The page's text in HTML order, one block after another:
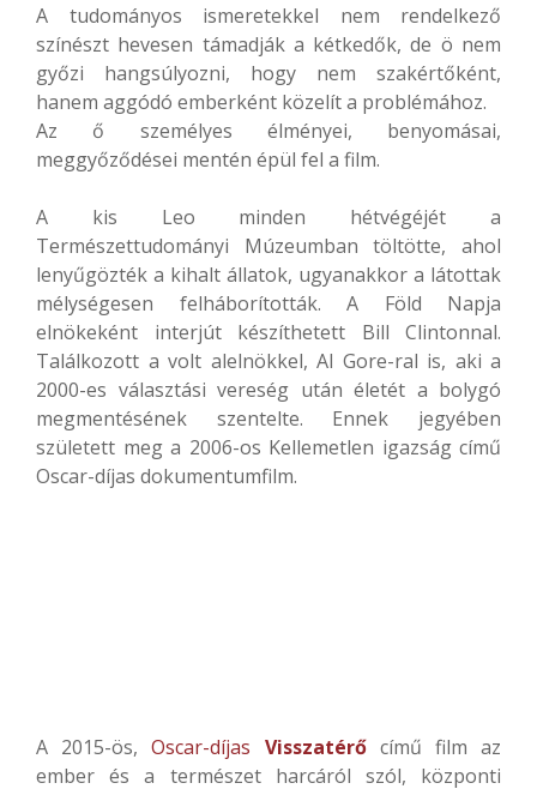
A tudományos ismeretekkel nem rendelkező
színészt hevesen támadják a kétkedők, de ö nem
győzi hangsúlyozni, hogy nem szakértőként,
hanem aggódó emberként közelít a problémához.
Az ő személyes élményei, benyomásai,
meggyőződései mentén épül fel a film.
A kis Leo minden hétvégéjét a
Természettudományi Múzeumban töltötte, ahol
lenyűgözték a kihalt állatok, ugyanakkor a látottak
mélységesen felháborították. A Föld Napja
elnökeként interjút készíthetett Bill Clintonnal.
Találkozott a volt alelnökkel, Al Gore-ral is, aki a
2000-es választási vereség után életét a bolygó
megmentésének szentelte. Ennek jegyében
született meg a 2006-os Kellemetlen igazság című
Oscar-díjas dokumentumfilm.
A 2015-ös,Oscar-díjas Visszatérőcímű film az
ember és a természet harcáról szól, központi